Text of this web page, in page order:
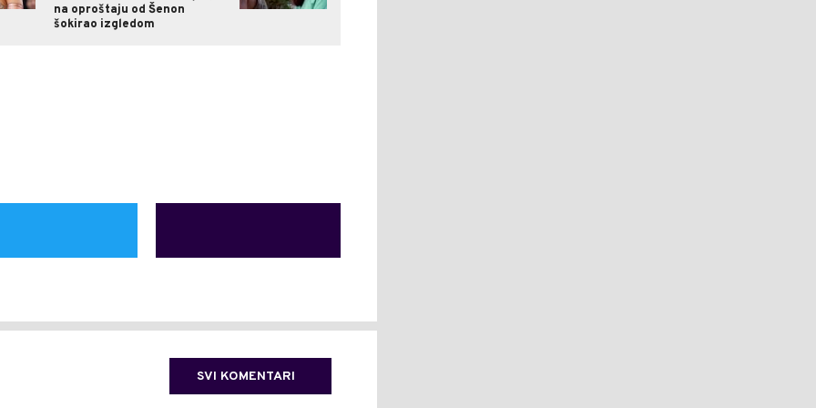
na oproštaju od Šenon
šokirao izgledom
SVI KOMENTARI